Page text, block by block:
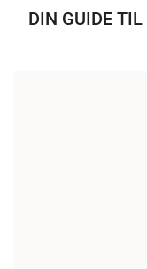
DIN GUIDE